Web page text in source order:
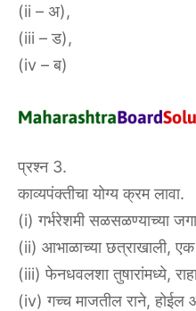
(ii – अ),
(iii – ड),
(iv – ब)
प्रश्न 3.
काव्यपंक्तीचा योग्य क्रम लावा.
(i) गर्भरेशमी सळसळण्याच्या
(ii) आभाळाच्या छत्राखाली,
(iii) फेनधवलशा तुषारांमध्ये,
(iv) गच्च माजतील राने, होईल